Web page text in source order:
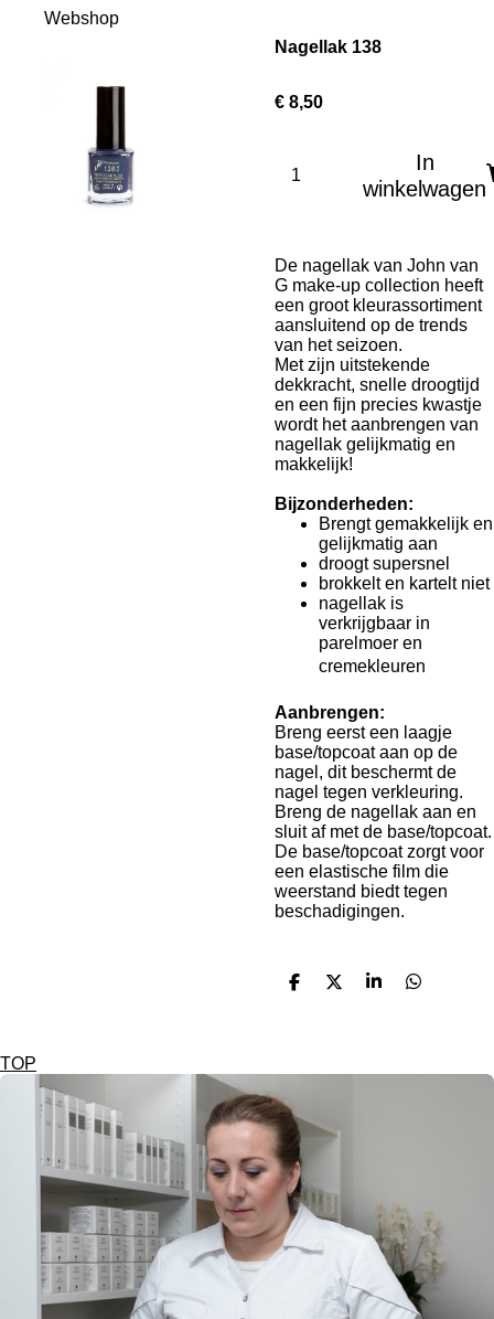
Webshop
Nagellak 138
€ 8,50
In
winkelwagen
De nagellak van John van
G make-up collection heeft
een groot kleurassortiment
aansluitend op de trends
van het seizoen.
Met zijn uitstekende
dekkracht, snelle droogtijd
en een fijn precies kwastje
wordt het aanbrengen van
nagellak gelijkmatig en
makkelijk!
Bijzonderheden:
Brengt gemakkelijk en
gelijkmatig aan
droogt supersnel
brokkelt en kartelt niet
nagellak is
verkrijgbaar in
parelmoer en
cremekleuren
Aanbrengen:
Breng eerst een laagje
base/topcoat aan op de
nagel, dit beschermt de
nagel tegen verkleuring.
Breng de nagellak aan en
sluit af met de base/topcoat.
De base/topcoat zorgt voor
een elastische film die
weerstand biedt tegen
beschadigingen.
D
D
S
D
TOP